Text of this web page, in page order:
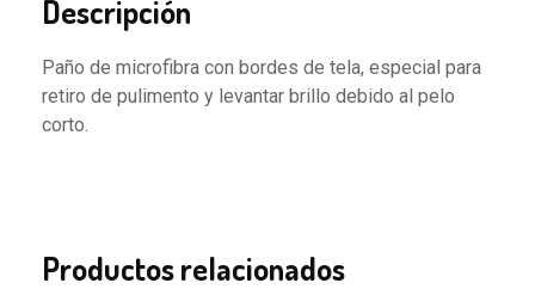
Descripción
Paño de microfibra con bordes de tela, especial para
retiro de pulimento y levantar brillo debido al pelo
corto.
Productos relacionados